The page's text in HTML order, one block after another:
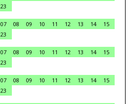
23
07 08 09 10 11 12 13 14
15
23
07 08 09 10 11 12 13 14
15
23
07 08 09 10 11 12 13 14
15
23